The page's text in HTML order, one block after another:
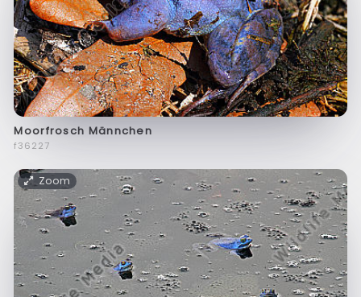
Moorfrosch Männchen
f36227
Zoom